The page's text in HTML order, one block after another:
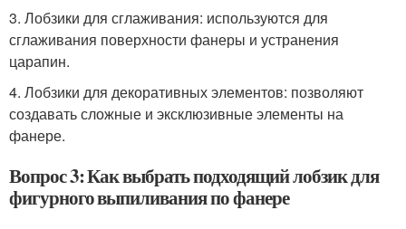
3. Лобзики для сглаживания: используются для
сглаживания поверхности фанеры и устранения
царапин.
4. Лобзики для декоративных элементов: позволяют
создавать сложные и эксклюзивные элементы на
фанере.
Вопрос 3: Как выбрать подходящий лобзик для
фигурного выпиливания по фанере